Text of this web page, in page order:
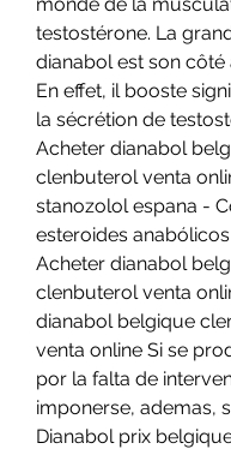
testostérone. La
dianabol est son côté
En effet, il booste
la sécrétion de
Acheter dianabol
clenbuterol venta
stanozolol espana -
esteroides
Acheter dianabol
clenbuterol venta
dianabol belgique
venta online Si se
por la falta de
imponerse, ademas,
Dianabol prix